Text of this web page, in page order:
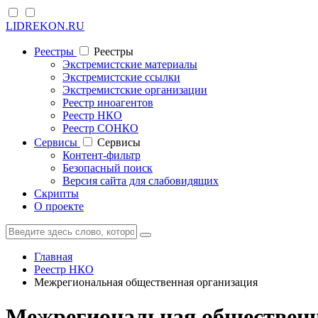
LIDREKON.RU
Реестры
Реестры
Экстремистские материалы
Экстремистские ссылки
Экстремистские организации
Реестр иноагентов
Реестр НКО
Реестр СОНКО
Cервисы
Cервисы
Контент-фильтр
Безопасный поиск
Версия сайта для слабовидящих
Скрипты
О проекте
Главная
Реестр НКО
Межрегиональная общественная организация